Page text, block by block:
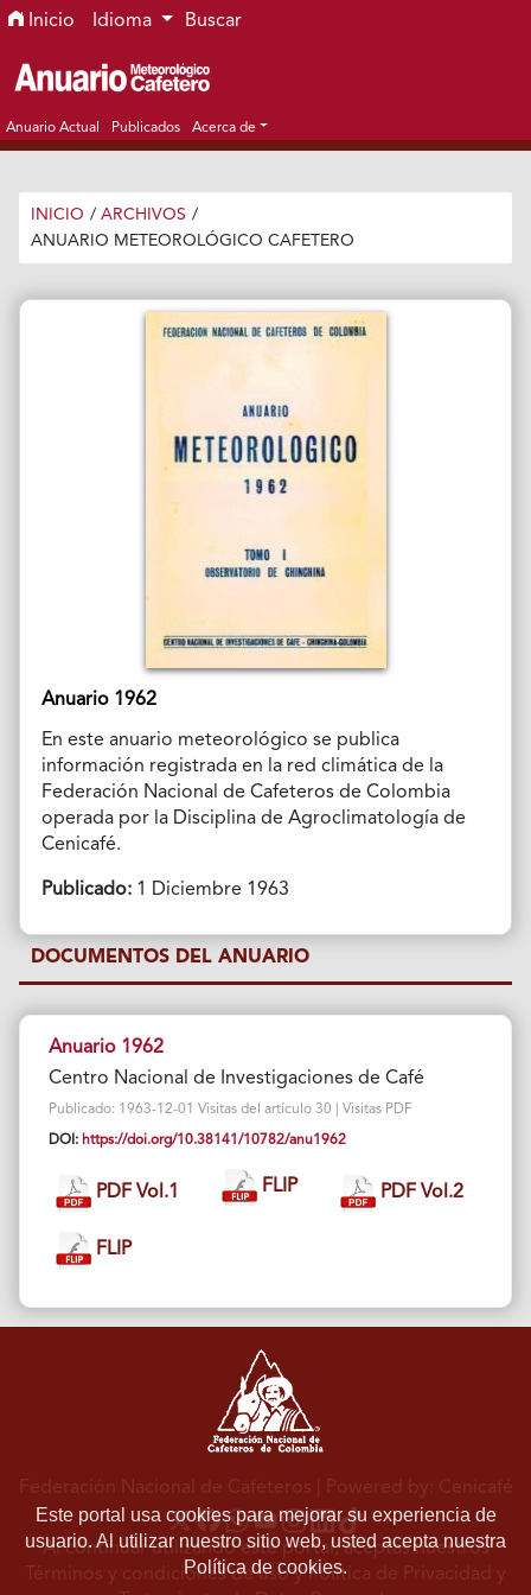
Ir al menú de navegación principal
Ir al contenido principal
Ir al pie de página del sitio
Inicio Idioma Buscar
Anuario Actual Publicados Acerca de
INICIO / ARCHIVOS /
ANUARIO METEOROLÓGICO CAFETERO
Anuario 1962
En este anuario meteorológico se publica
información registrada en la red climática de la
Federación Nacional de Cafeteros de Colombia
operada por la Disciplina de Agroclimatología de
Cenicafé.
Publicado:1 Diciembre 1963
DOCUMENTOS DEL ANUARIO
Anuario 1962
Centro Nacional de Investigaciones de Café
Publicado: 1963-12-01 Visitas del artículo 30 | Visitas PDF
DOI: https://doi.org/10.38141/10782/anu1962
PDF Vol.1 FLIP PDF Vol.2
FLIP
Este portal usa cookies para mejorar su experiencia de
usuario. Al utilizar nuestro sitio web, usted acepta nuestra
Política de cookies.
Federación Nacional de Cafeteros | Powered by: Cenicafé
Al continuar utilizando este portal, aceptas nuestros
Términos y condiciones de usoyPolítica de Privacidad y